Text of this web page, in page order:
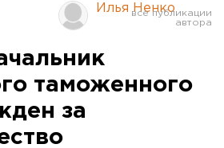
Илья Ненко
таможенного
за